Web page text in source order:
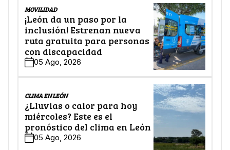
MOVILIDAD
¡León da un paso por la
inclusión! Estrenan nueva
ruta gratuita para personas
con discapacidad
05 Ago, 2026
CLIMA EN LEÓN
¿Lluvias o calor para hoy
miércoles? Este es el
pronóstico del clima en León
05 Ago, 2026